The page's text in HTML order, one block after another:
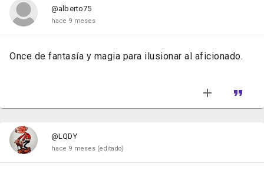
@alberto75
hace 9 meses
Once de fantasía y magia para ilusionar al aficionado.
@LQDY
hace 9 meses (editado)